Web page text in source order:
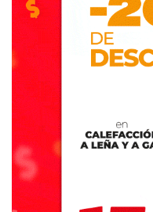
Suena como yéndose.
amanecer, cuando el
demasiado. Pero algo
una vieja obstinación:
alguna vez nos hizo